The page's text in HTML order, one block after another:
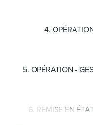
4.
5. OPÉRATION -
6. REMISE EN